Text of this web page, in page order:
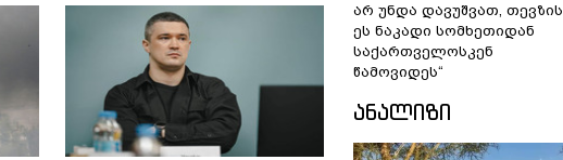
არ უნდა დავუშვათ, თევზის
ეს ნაკადი სომხეთიდან
საქართველოსკენ
წამოვიდეს“
ᲐᲜᲐᲚᲘᲖᲘ